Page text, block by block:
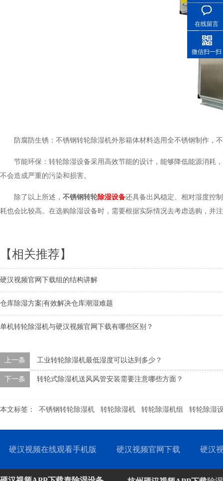
防腐防生锈：不锈钢转轮除湿机外形箱体材料选用全不锈钢制作，
节能环保：转轮除湿设备采用高效节能的设计，能够降低能源消耗
不会造成严重的污染和损害。
除了以上所述， 不锈钢转轮除湿设备还具备出风稳定、相对湿度控
耗也会比较高。在选购除湿设备时，需要根据实际情况去考虑选购，并
【相关推荐】
硬汉视频官网下载组的结构讲解
仓库除湿方案|有效解决仓库潮湿难题
单机转轮除湿机与硬汉视频官网下载有哪些区别？
上一条 工业转轮除湿机最低湿度可以达到多少？
下一条 转轮式除湿机送风风管安装需要注意哪些方面？
本文标签： 不锈钢转轮除湿机 转轮除湿机 转轮除湿机组 转轮除湿
硬汉视频在线观看手机版 硬汉视频官网下载 硬汉
在线留言
微信扫一扫